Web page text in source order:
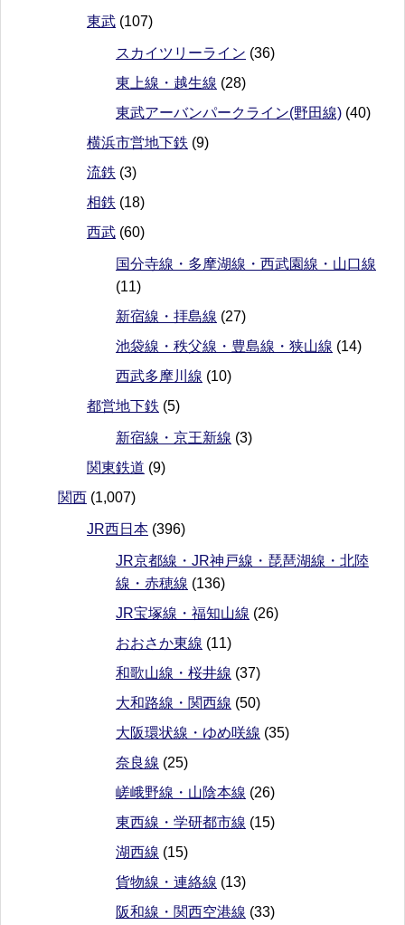
東武 (107)
スカイツリーライン (36)
東上線・越生線 (28)
東武アーバンパークライン(野田線) (40)
横浜市営地下鉄 (9)
流鉄 (3)
相鉄 (18)
西武 (60)
国分寺線・多摩湖線・西武園線・山口線
(11)
新宿線・拝島線 (27)
池袋線・秩父線・豊島線・狭山線 (14)
西武多摩川線 (10)
都営地下鉄 (5)
新宿線・京王新線 (3)
関東鉄道 (9)
関西 (1,007)
JR西日本 (396)
JR京都線・JR神戸線・琵琶湖線・北陸
線・赤穂線 (136)
JR宝塚線・福知山線 (26)
おおさか東線 (11)
和歌山線・桜井線 (37)
大和路線・関西線 (50)
大阪環状線・ゆめ咲線 (35)
奈良線 (25)
嵯峨野線・山陰本線 (26)
東西線・学研都市線 (15)
湖西線 (15)
貨物線・連絡線 (13)
阪和線・関西空港線 (33)